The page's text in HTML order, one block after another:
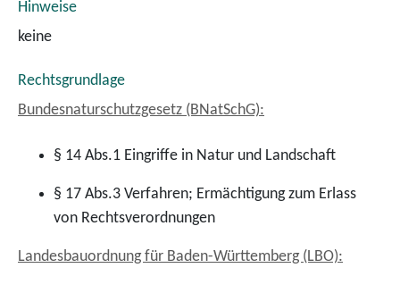
Hinweise
keine
Rechtsgrundlage
Bundesnaturschutzgesetz (BNatSchG):
§ 14 Abs.1 Eingriffe in Natur und Landschaft
§ 17 Abs.3 Verfahren; Ermächtigung zum Erlass
von Rechtsverordnungen
Landesbauordnung für Baden-Württemberg (LBO):